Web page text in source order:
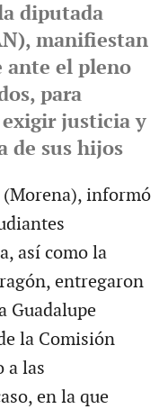
diputada
manifiestan
ante el pleno
para
exigir justicia y
de sus hijos
informó
así como la
entregaron
Guadalupe
la Comisión
a las
en la que